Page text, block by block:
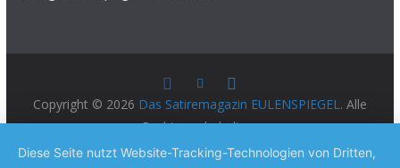
Copyright © 2026 Das Satiremagazin EULENSPIEGEL. Alle
Rechte vorbehalten.
Theme:ColorMag Provon ThemeGrill. Präsentiert von
Diese Seite nutzt Website-Tracking-Technologien von Dritten,